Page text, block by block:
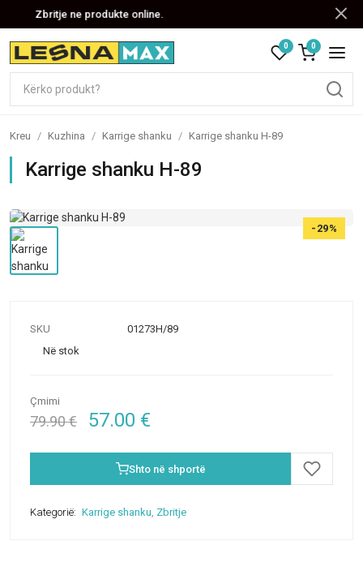
Zbritje ne produkte online.
0 0
Kreu / Kuzhina / Karrige shanku / Karrige shanku H-89
Karrige shanku H-89
-29%
SKU
01273H/89
Në stok
Çmimi
79.90€ 57.00 €
Shto në shportë
Kategorië: Karrige shanku, Zbritje